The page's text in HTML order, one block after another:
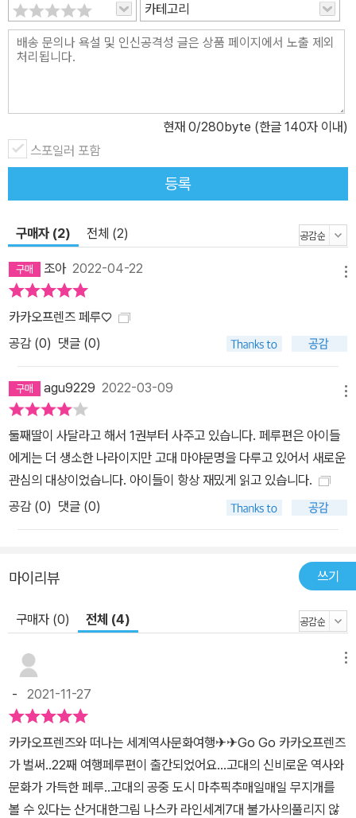
준다.와 함께 온 가족이 방구석 세계 여행을 떠나 보자! 고대 잉카 문
명의 흔적이 가득한 나라 페루! 벌판 위에 새겨진 초대형 지상화와 사
카오프렌즈가 남아메리카 대륙 페루의 역사를 지키기 위해 모험을 나
섰다. 높은 공중에서 내려다보아야 형체를 알 수 있는 나스카 문명의
거대한 지상화와 고대의 문명이라고는 믿기지 않을 만큼 정교하게 만
들어진 잉카제국의 숨겨진 공중도시 마추픽추 등 페루에는 수 세기
전 만들어진 고대의 신비로운 역사와 문화가 가득하다. 마추픽추가
세계 7대 불가사의라 불리는 이유는 뭘까? 안데스산맥에는 날갯짓
한 번으로 몇 시간을 비행하는 거대한 새가 있다던데, 정말일까? 매
일매일 무지개를 볼 수 있는 산도 있다고? 새똥 때문에 남아메리카
대륙의 나라들이 전쟁을 벌였다고? 카카오프렌즈는 역사 퍼즐을 찾
아 고대 문명의 흔적이 남아 있는 페루의 역사와 때 묻지 않은 자연 곳
곳을 탐험하며 이곳의 매력을 알아간다. 신비로운 고대 문명의 문화
이브 악당 남매와 이프고는 카카고 바이러스 감염 작전을 시행하기로
결정했는데… 카카오프렌즈가 악당 남매에 맞서 페루의 오랜 역사를
무사히 지킬 수 있을까? 카카오프렌즈와 함께 잉카의 후예가 반겨 주
는 나라 페루로 떠나 보자!
카테고리
현재 0/280byte (한글 140자 이내)
스포일러 포함
등록
구매자 (2) 전체 (2)
조아2022-04-22
카카오프렌즈 페루♡
공감 (0) 댓글 (0)
agu9229 2022-03-09
둘째딸이 사달라고 해서 1권부터 사주고 있습니다. 페루편은 아이들
에게는 더 생소한 나라이지만 고대 마야문명을 다루고 있어서 새로운
관심의 대상이었습니다. 아이들이 항상 재밌게 읽고 있습니다.
공감 (0) 댓글 (0)
마이리뷰 쓰기
구매자 (0) 전체 (4)
- 2021-11-27
카카오프렌즈와 떠나는 세계역사문화여행✈✈Go Go 카카오프렌즈
가 벌써..22째 여행페루편이 출간되었어요...고대의 신비로운 역사와
문화가 가득한 페루..고대의 공중 도시 마추픽추매일매일 무지개를
볼 수 있다는 산거대한그림 나스카 라인세계7대 불가사의풀리지 않